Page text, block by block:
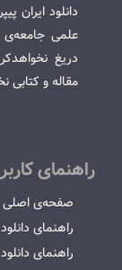
دانلود ایران
علمی جامعه‌ی
دریغ
مقاله و کتابی
راهنمای
صفحه‌ی اصلی
راهنمای
راهنمای